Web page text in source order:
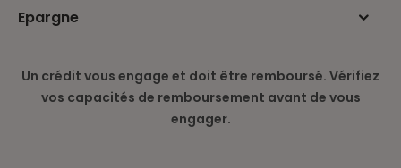
Epargne
Un crédit vous engage et doit être remboursé. Vérifiez
vos capacités de remboursement avant de vous
engager.